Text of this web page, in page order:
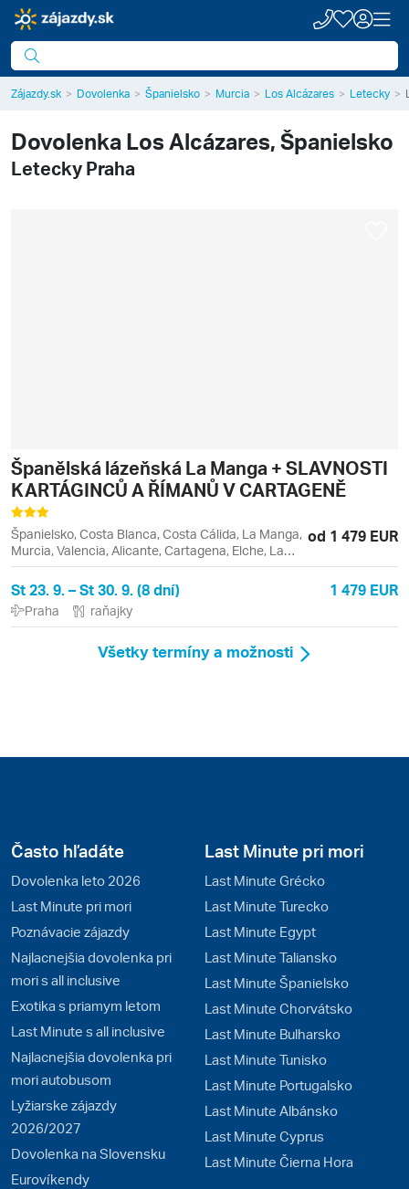
Zájazdy.sk Dovolenka Španielsko Murcia Los Alcázares Letecky
Dovolenka Los Alcázares, Španielsko
Letecky Praha
Španělská lázeňská La Manga + SLAVNOSTI
KARTÁGINCŮ A ŘÍMANŮ V CARTAGENĚ
Španielsko, Costa Blanca, Costa Cálida, La Manga,
Murcia, Valencia, Alicante, Cartagena, Elche, La
Manga del Mar Menor, Los Alcázares, Mar Menor,
San Pedro del Pinatar
od 1 479 EUR
St 23. 9. – St 30. 9. (8 dní) 1 479 EUR
Praha raňajky
Všetky termíny a možnosti
Často hľadáte
Dovolenka leto 2026
Last Minute pri mori
Poznávacie zájazdy
Najlacnejšia dovolenka pri
mori s all inclusive
Exotika s priamym letom
Last Minute s all inclusive
Najlacnejšia dovolenka pri
mori autobusom
Lyžiarske zájazdy
2026/2027
Dovolenka na Slovensku
Eurovíkendy
Last Minute pri mori
Last Minute Grécko
Last Minute Turecko
Last Minute Egypt
Last Minute Taliansko
Last Minute Španielsko
Last Minute Chorvátsko
Last Minute Bulharsko
Last Minute Tunisko
Last Minute Portugalsko
Last Minute Albánsko
Last Minute Cyprus
Last Minute Čierna Hora